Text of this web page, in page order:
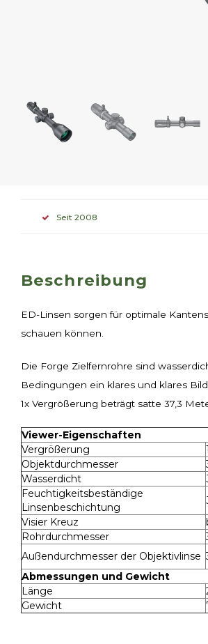
Seit 2008
Beschreibung
ED-Linsen sorgen für optimale
schauen können.
Die Forge Zielfernrohre sind
Bedingungen ein klares und klares
1x Vergrößerung beträgt satte 37,3
Viewer-Eigenschaften
Vergrößerung
Objektdurchmesser
Wasserdicht
Feuchtigkeitsbeständige
Linsenbeschichtung
Visier Kreuz
Rohrdurchmesser
Außendurchmesser der Objektivlinse
Abmessungen und Gewicht
Länge
Gewicht